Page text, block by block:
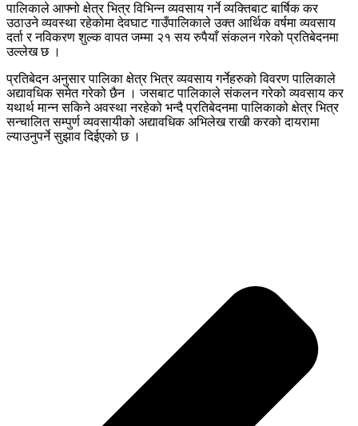
पालिकाले आफ्नो क्षेत्र भित्र विभिन्न व्यवसाय गर्ने व्यक्तिबाट बार्षिक कर
उठाउने व्यवस्था रहेकोमा देवघाट गाउँपालिकाले उक्त आर्थिक वर्षमा व्यवसाय
दर्ता र नविकरण शुल्क वापत जम्मा २१ सय रुपैयाँ संकलन गरेको प्रतिबेदनमा
उल्लेख छ ।
प्रतिबेदन अनुसार पालिका क्षेत्र भित्र व्यवसाय गर्नेहरुको विवरण पालिकाले
अद्यावधिक समेत गरेको छैन । जसबाट पालिकाले संकलन गरेको व्यवसाय कर
यथार्थ मान्न सकिने अवस्था नरहेको भन्दै प्रतिबेदनमा पालिकाको क्षेत्र भित्र
सन्चालित सम्पुर्ण व्यवसायीको अद्यावधिक अभिलेख राखी करको दायरामा
ल्याउनुपर्ने सुझाव दिईएको छ ।